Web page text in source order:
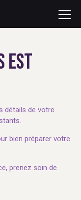
EST
détails de votre
bien préparer votre
prenez soin de